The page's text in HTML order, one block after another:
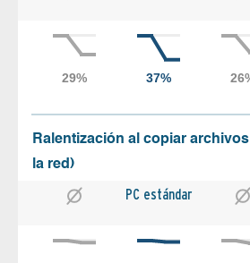
Ralentización al copiar
la red)
PC estándar